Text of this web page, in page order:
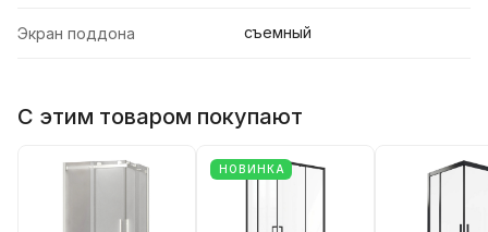
Экран поддона съемный
С этим товаром покупают
НОВИНКА